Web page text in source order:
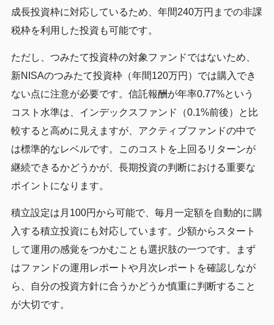
成長投資枠に対応しているため、年間240万円までの非課
税枠を利用した投資も可能です。
ただし、つみたて投資枠の対象ファンドではないため、
新NISAのつみたて投資枠（年間120万円）では購入でき
ない点に注意が必要です。信託報酬が年率0.77%という
コスト水準は、インデックスファンド（0.1%前後）と比
較すると高めに見えますが、アクティブファンドの中で
は標準的なレベルです。このコストを上回るリターンが
継続できるかどうかが、長期投資の判断における重要な
ポイントになります。
積立設定は月100円から可能で、毎月一定額を自動的に購
入する積立投資にも対応しています。少額からスタート
して運用の感覚をつかむことも選択肢の一つです。まず
はファンドの運用レポートや月次レポートを確認しなが
ら、自分の投資方針に合うかどうか慎重に判断すること
が大切です。